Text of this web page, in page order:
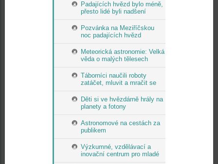
Padajících hvězd bylo méně,
přesto lidé byli nadšení
Pozvánka na Meziříčskou
noc padajících hvězd
Meteorická astronomie: Velká
věda o malých tělesech
Táborníci naučili roboty
zatáčet, mluvit a mračit se
Děti si ve hvězdárně hrály na
planety a fotony
Astronomové na cestách za
publikem
Výzkumné, vzdělávací a
inovační centrum pro mladé